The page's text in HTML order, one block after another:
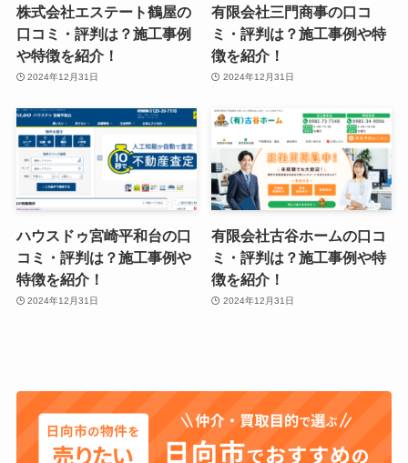
株式会社エステート鶴屋の
口コミ・評判は？施工事例
や特徴を紹介！
2024年12月31日
有限会社三門商事の口コ
ミ・評判は？施工事例や特
徴を紹介！
2024年12月31日
ハウスドゥ宮崎平和台の口
コミ・評判は？施工事例や
特徴を紹介！
2024年12月31日
有限会社古谷ホームの口コ
ミ・評判は？施工事例や特
徴を紹介！
2024年12月31日